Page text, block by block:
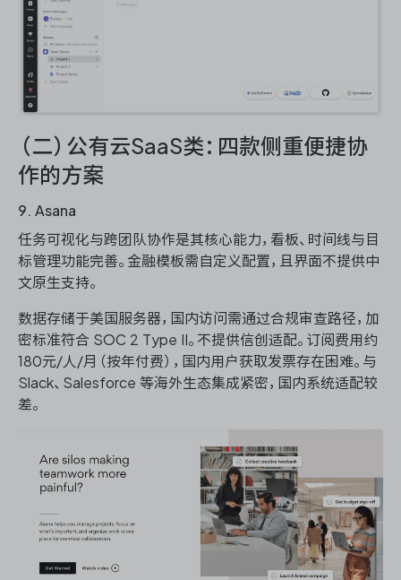
（二）公有云SaaS类：四款侧重便捷协
作的方案
9. Asana
任务可视化与跨团队协作是其核心能力，看板、时间线与目
标管理功能完善。金融模板需自定义配置，且界面不提供中
文原生支持。
数据存储于美国服务器，国内访问需通过合规审查路径，加
密标准符合 SOC 2 Type II。不提供信创适配。订阅费用约
180元/人/月（按年付费），国内用户获取发票存在困难。与
Slack、Salesforce 等海外生态集成紧密，国内系统适配较
差。